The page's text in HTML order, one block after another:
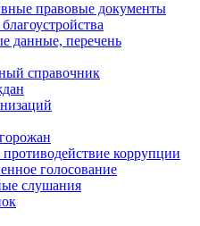
правовые документы
данные, перечень
справочник
коррупции
голосование
слушания